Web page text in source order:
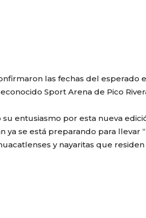
las fechas del esperado
Sport Arena de Pico
entusiasmo por esta nueva
ya se está preparando para llevar
y nayaritas que